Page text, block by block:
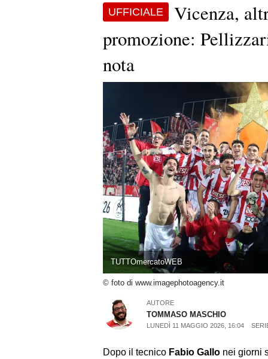
UFFICIALE
Vicenza,
promozione:
nota
TUTTOmercatoWEB
© foto di www.imagephotoagency.it
AUTORE
TOMMASO MASCHIO
LUNEDÌ 11 MAGGIO 2026, 16:04
Dopo il tecnico Fabio Gallo nei giorni